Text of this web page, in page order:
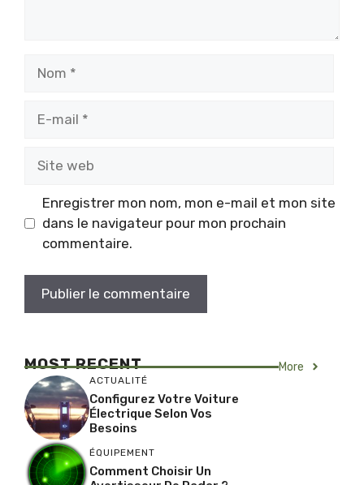
Enregistrer mon nom, mon e-mail et mon site
dans le navigateur pour mon prochain
commentaire.
MOST RECENT More
ACTUALITÉ
Configurez Votre Voiture
Électrique Selon Vos
Besoins
ÉQUIPEMENT
Comment Choisir Un